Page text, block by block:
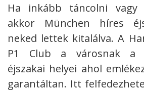
Ha inkább táncolni vagy
akkor München híres
neked lettek kitalálva. A
P1 Club a városnak a
éjszakai helyei ahol
garantáltan. Itt